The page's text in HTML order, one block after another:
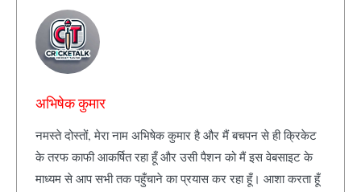
अभिषेक कुमार
नमस्ते दोस्तों, मेरा नाम अभिषेक कुमार है और मैं बचपन से ही क्रिकेट
के तरफ काफी आकर्षित रहा हूँ और उसी पैशन को मैं इस वेबसाइट के
माध्यम से आप सभी तक पहुँचाने का प्रयास कर रहा हूँ। आशा करता हूँ